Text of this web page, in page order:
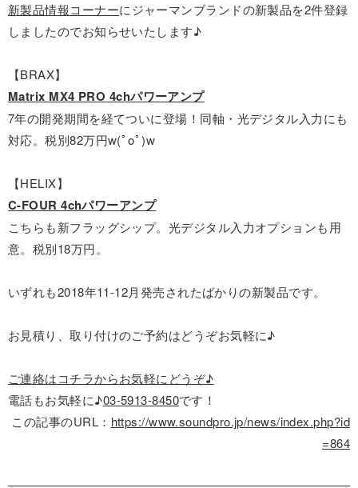
新製品情報コーナーにジャーマンブランドの新製品を2件登録
しましたのでお知らせいたします♪
【BRAX】
Matrix MX4 PRO 4chパワーアンプ
7年の開発期間を経てついに登場！同軸・光デジタル入力にも
対応。税別82万円w(ﾟoﾟ)w
【HELIX】
C-FOUR 4chパワーアンプ
こちらも新フラッグシップ。光デジタル入力オプションも用
意。税別18万円。
いずれも2018年11-12月発売されたばかりの新製品です。
お見積り、取り付けのご予約はどうぞお気軽に♪
ご連絡はコチラからお気軽にどうぞ♪
電話もお気軽に♪03-5913-8450です！
この記事のURL： https://www.soundpro.jp/news/index.php?id
=864